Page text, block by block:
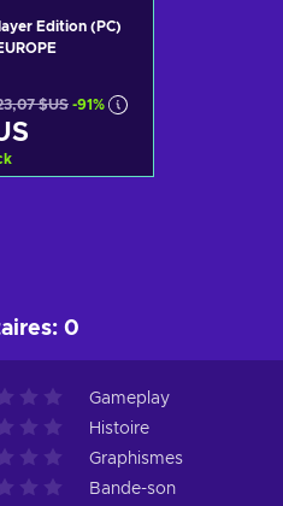
Edition (PC)
$US -91%
: 0
Gameplay
Histoire
Graphismes
Bande-son